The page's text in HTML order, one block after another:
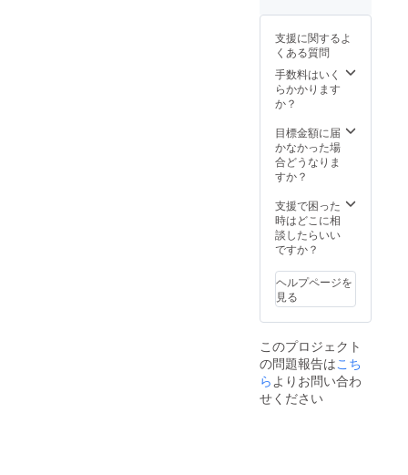
ずつ製
おりま
すので
画像と
異なる
場合が
ます。
ご了承
くださ
い。
す。
礼品
ノート
は、天
然素材
を用い
ずつ製
作して
おりま
すので
異なる
場合が
ござい
ます。
くださ
い。
か。）
裏表
紙：GA
ファイ
ル リン
ル
バー、
ゴール
ド、
赤、
黒、水
色、グ
レーの
か。
包
製で
す。
注）返
礼品
ノート
色、ナ
チュラ
ル 中用
紙：無
地（店
の紙、
いずれ
か。）
裏表
ファイ
ル リン
グ：シ
ル
バー、
ゴール
ド、
黒、水
色、グ
レーの
いずれ
か。
包
るとモ
バイル
性能と
ファッ
ション
性がさ
す。
ネック
スト
外しや
用紙の
差し替
えは、
スト
ラップ
してい
る６角
形のア
クセサ
リーを
使って
行うこ
特性に
優れた
紙を使
用して
いま
す。 用
たらネ
ジの取
り外し
フィル
ができ
ます。
ネック
ラップ
るとモ
バイル
性能と
ファッ
ション
性がさ
らに向
すると
倍（A4
サイ
ズ）に
拡張し
自由度
す。 中
用紙
は、在
変更し
ますこ
とをご
了承く
い。 程
よい滑
らかさ
の「OK
ス紙」
や竹
100%か
ら作ら
ズのポ
ケット
がその
まま表
紙に
なって
は、あ
りませ
ん！ デ
山県産
のセル
ビッチ
デニム
を使用
してい
ます。
岡山県
場で縫
製して
いま
す。 ポ
ケット
前（イ
ル）を
記入さ
せて頂
きま
す。 ①
ジーン
ズのポ
ケット
のよう
インさ
れた
ノート
です。
ズのポ
ケット
がその
まま表
なって
おりカ
バーで
は、あ
りませ
支援に関するよ
くある質問
手数料はいく
らかかります
か？
目標金額に届
かなかった場
合どうなりま
すか？
支援で困った
時はどこに相
談したらいい
ですか？
ヘルプページを
見る
このプロジェクト
の問題報告はこち
らよりお問い合わ
せください